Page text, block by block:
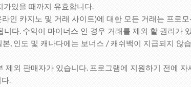
있을 때까지 유효합니다.
인 카지노 및 거래 사이트)에 대한 모든 거래는 프로
니다. 수익이 마이너스 인 경우 거래를 제외 할 권리가
본, 인도 및 캐나다에는 보너스 / 캐쉬백이 지급되지 않
제외 판매자가 있습니다. 프로그램에 지원하기 전에
.